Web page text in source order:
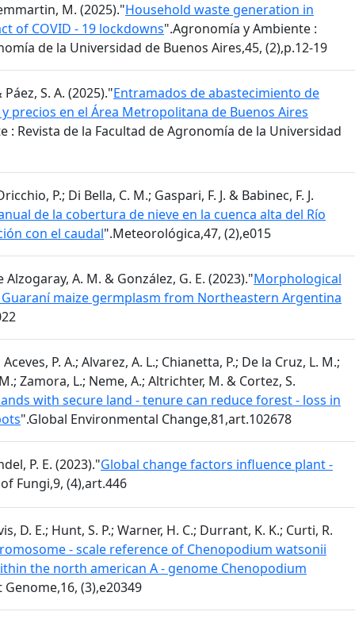
M. (2025)."Household waste generation in
of COVID - 19 lockdowns".Agronomía y Ambiente :
de la Universidad de Buenos Aires,45, (2),p.12-19
S. A. (2025)."Entramados de abastecimiento de
precios en el Área Metropolitana de Buenos Aires
: Revista de la Facultad de Agronomía de la Universidad
P.; Di Bella, C. M.; Gaspari, F. J. & Babinec, F. J.
de la cobertura de nieve en la cuenca alta del Río
con el caudal".Meteorológica,47, (2),e015
A. M. & González, G. E. (2023)."Morphological
maize germplasm from Northeastern Argentina
P. A.; Alvarez, A. L.; Chianetta, P.; De la Cruz, L. M.;
Zamora, L.; Neme, A.; Altrichter, M. & Cortez, S.
with secure land - tenure can reduce forest - loss in
".Global Environmental Change,81,art.102678
P. E. (2023)."Global change factors influence plant -
Fungi,9, (4),art.446
D. E.; Hunt, S. P.; Warner, H. C.; Durrant, K. K.; Curti, R.
- scale reference of Chenopodium watsonii
the north american A - genome Chenopodium
Genome,16, (3),e20349